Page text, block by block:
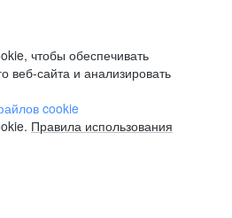
чтобы обеспечивать
веб-сайта и анализировать
cookie
Правила использования